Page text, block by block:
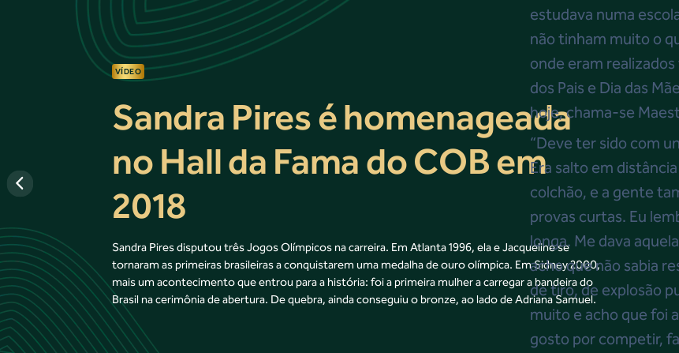
estudava numa
não tinham muito o
onde eram
dos Pais e Dia das
hoje, chama-se
“Deve ter sido com
Era salto em
colchão, e a gente
provas curtas. Eu
longa. Me dava
acho que não sabia
de tiro, de explosão
muito e acho que foi
gosto por competir,
VÍDEO
Sandra Pires é homenageada
no Hall da Fama do COB em
2018
Sandra Pires disputou três Jogos Olímpicos na carreira. Em Atlanta 1996, ela e Jacqueline se
tornaram as primeiras brasileiras a conquistarem uma medalha de ouro olímpica. Em Sidney 2000,
mais um acontecimento que entrou para a história: foi a primeira mulher a carregar a bandeira do
Brasil na cerimônia de abertura. De quebra, ainda conseguiu o bronze, ao lado de Adriana Samuel.